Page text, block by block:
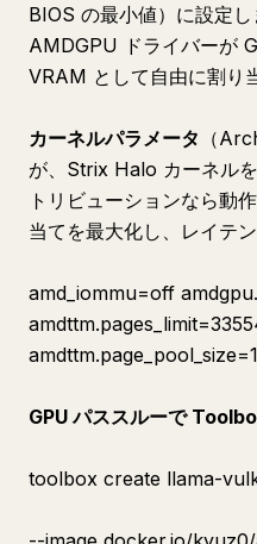
BIOS の最小値）に設定し
AMDGPU ドライバーが
VRAM として自由に割り
カーネルパラメータ （
が、Strix Halo カーネル
トリビューションなら動
当てを最大化し、レイテ
amd_iommu=off
GPU パススルーで
toolbox create llama-